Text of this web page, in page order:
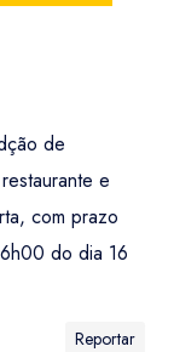
de
e
com prazo
do dia 16
Reportar